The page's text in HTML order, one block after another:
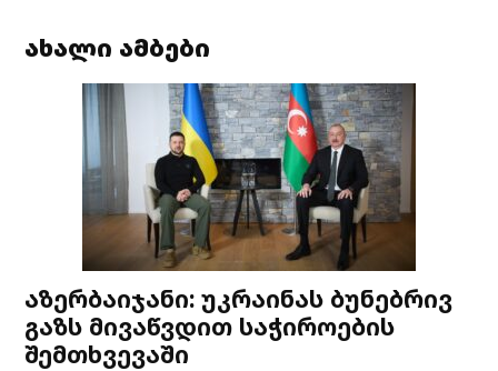
ახალი ამბები
აზერბაიჯანი: უკრაინას ბუნებრივ
გაზს მივაწვდით საჭიროების
შემთხვევაში